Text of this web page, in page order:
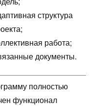
структура
работа;
документы.
полностью
функционал